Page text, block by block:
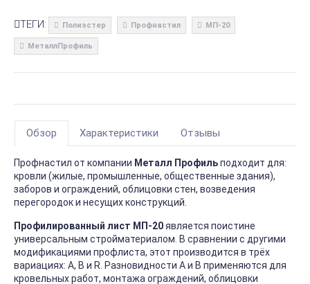
ТЕГИ: Полиэстер Профнастил МП-20
МеталлПрофиль
Обзор Характеристики Отзывы
Профнастил от компании Металл Профильподходит для:
кровли (жилые, промышленные, общественные здания),
заборов и ограждений, облицовки стен, возведения
перегородок и несущих конструкций.
Профилированный лист МП-20является поистине
универсальным стройматериалом. В сравнении с другими
модификациями профлиста, этот производится в трёх
вариациях: А, В и R. Разновидности А и В применяются для
кровельных работ, монтажа ограждений, облицовки